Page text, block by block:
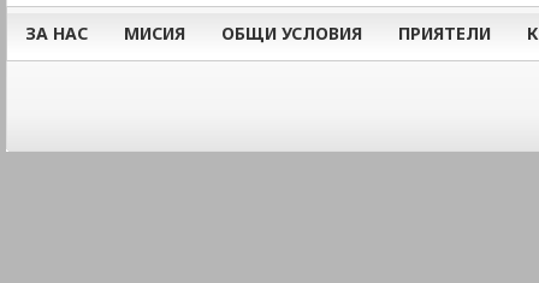
ЗА НАС МИСИЯ ОБЩИ УСЛОВИЯ ПРИЯТЕЛИ